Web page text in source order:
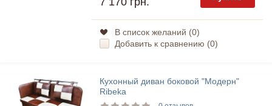
В список желаний (0)
Добавить к сравнению (0)
Кухонный диван боковой "Модерн"
Ribeka